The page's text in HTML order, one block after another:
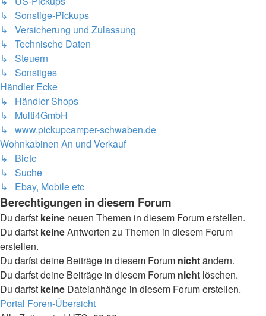
↳ Sonstige-Pickups
↳ Versicherung und Zulassung
↳ Technische Daten
↳ Steuern
↳ Sonstiges
Händler Ecke
↳ Händler Shops
↳ Multi4GmbH
↳ www.pickupcamper-schwaben.de
Wohnkabinen An und Verkauf
↳ Biete
↳ Suche
↳ Ebay, Mobile etc
Berechtigungen in diesem Forum
Du darfst keine neuen Themen in diesem Forum erstellen.
Du darfst keineAntworten zu Themen in diesem Forum
erstellen.
Du darfst deine Beiträge in diesem Forum nichtändern.
Du darfst deine Beiträge in diesem Forum nicht löschen.
Du darfst keine Dateianhänge in diesem Forum erstellen.
Portal Foren-Übersicht